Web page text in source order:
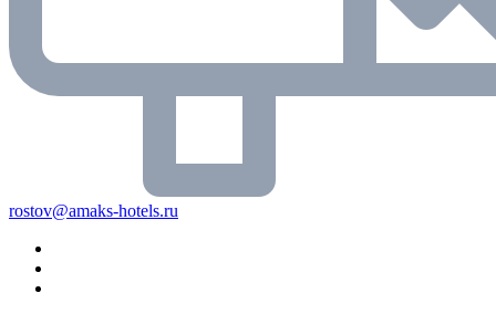
rostov@amaks-hotels.ru